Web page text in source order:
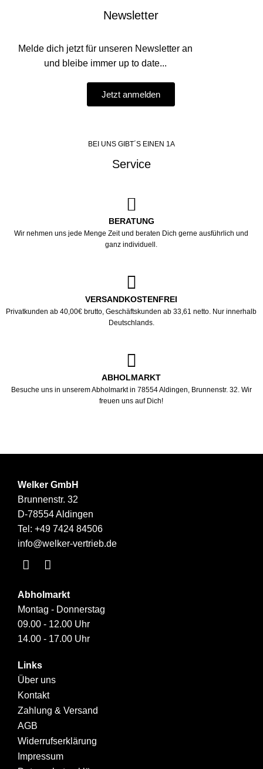
Newsletter
Melde dich jetzt für unseren Newsletter an
und bleibe immer up to date...
Jetzt anmelden
BEI UNS GIBT´S EINEN 1A
Service
BERATUNG
Wir nehmen uns jede Menge Zeit und beraten Dich gerne ausführlich und
ganz individuell.
VERSANDKOSTENFREI
Privatkunden ab 40,00€ brutto, Geschäftskunden ab 33,61 netto. Nur innerhalb
Deutschlands.
ABHOLMARKT
Besuche uns in unserem Abholmarkt in 78554 Aldingen, Brunnenstr. 32. Wir
freuen uns auf Dich!
Welker GmbH
Brunnenstr. 32
D-78554 Aldingen
Tel: +49 7424 84506
info@welker-vertrieb.de
Abholmarkt
Montag - Donnerstag
09.00 - 12.00 Uhr
14.00 - 17.00 Uhr
Links
Über uns
Kontakt
Zahlung & Versand
AGB
Widerrufserklärung
Impressum